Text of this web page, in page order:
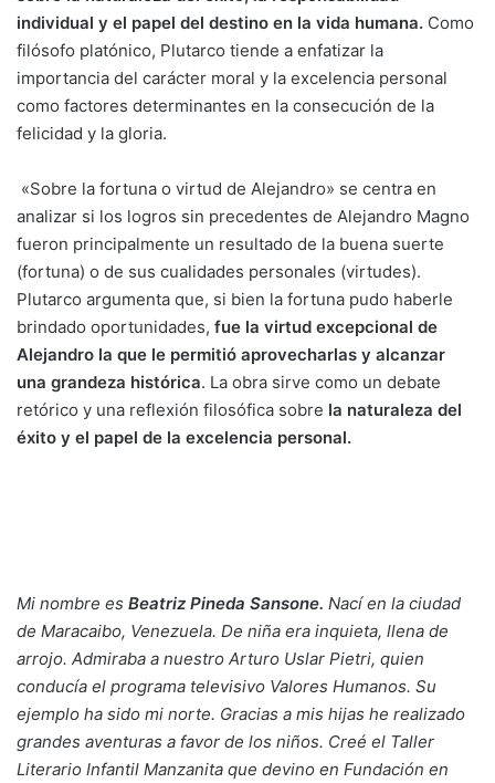
individual y el papel del destino en la vida humana. Como
filósofo platónico, Plutarco tiende a enfatizar la
importancia del carácter moral y la excelencia personal
como factores determinantes en la consecución de la
felicidad y la gloria.
«Sobre la fortuna o virtud de Alejandro» se centra en
analizar si los logros sin precedentes de Alejandro Magno
fueron principalmente un resultado de la buena suerte
(fortuna) o de sus cualidades personales (virtudes).
Plutarco argumenta que, si bien la fortuna pudo haberle
brindado oportunidades, fue la virtud excepcional de
Alejandro la que le permitió aprovecharlas y alcanzar
una grandeza histórica. La obra sirve como un debate
retórico y una reflexión filosófica sobre la naturaleza del
éxito y el papel de la excelencia personal.
Mi nombre es Beatriz Pineda Sansone. Nací en la ciudad
de Maracaibo, Venezuela. De niña era inquieta, llena de
arrojo. Admiraba a nuestro Arturo Uslar Pietri, quien
conducía el programa televisivo Valores Humanos. Su
ejemplo ha sido mi norte. Gracias a mis hijas he realizado
grandes aventuras a favor de los niños. Creé el Taller
Literario Infantil Manzanita que devino en Fundación en